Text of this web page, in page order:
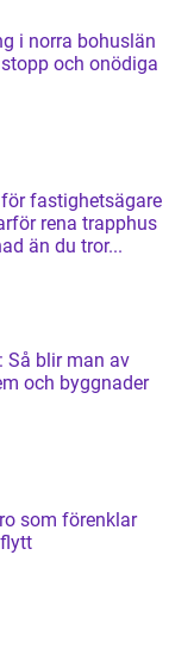
i norra bohuslän
och onödiga
fastighetsägare
rena trapphus
än du tror...
Så blir man av
och byggnader
som förenklar